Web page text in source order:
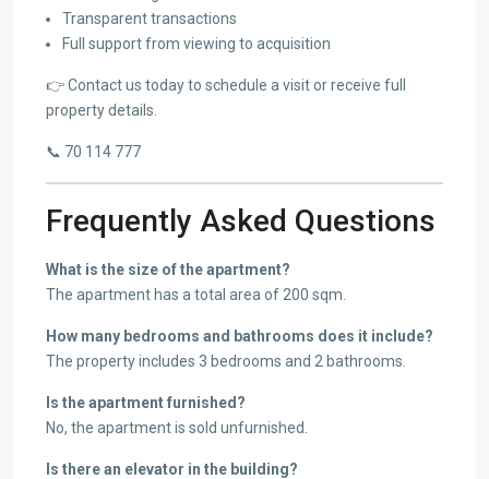
Transparent transactions
Full support from viewing to acquisition
👉 Contact us today to schedule a visit or receive full
property details.
📞 70 114 777
Frequently Asked Questions
What is the size of the apartment?
The apartment has a total area of 200 sqm.
How many bedrooms and bathrooms does it include?
The property includes 3 bedrooms and 2 bathrooms.
Is the apartment furnished?
No, the apartment is sold unfurnished.
Is there an elevator in the building?